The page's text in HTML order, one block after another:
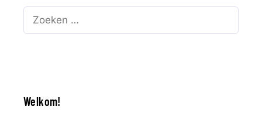
Zoek
Welkom!